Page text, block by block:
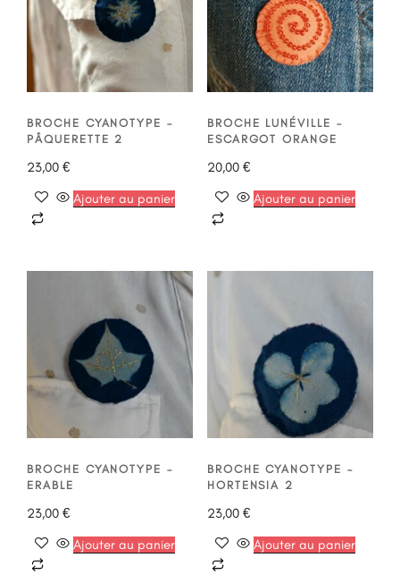
BROCHE CYANOTYPE –
PÂQUERETTE 2
23,00 €
Ajouter au panier
BROCHE LUNÉVILLE –
ESCARGOT ORANGE
20,00 €
Ajouter au panier
BROCHE CYANOTYPE –
ERABLE
23,00 €
Ajouter au panier
BROCHE CYANOTYPE –
HORTENSIA 2
23,00 €
Ajouter au panier